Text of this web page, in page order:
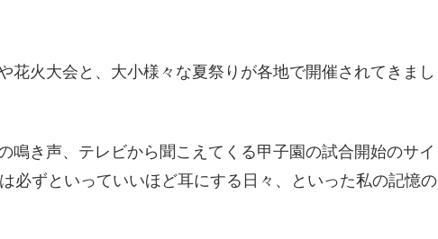
花火大会と、大小様々な夏祭りが各地で開催されてきまし
鳴き声、テレビから聞こえてくる甲子園の試合開始のサイ
必ずといっていいほど耳にする日々、といった私の記憶の